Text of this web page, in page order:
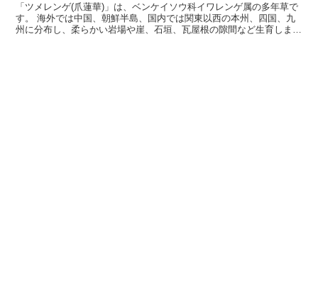
「ツメレンゲ(爪蓮華)」は、ベンケイソウ科イワレンゲ属の多年草で
す。 海外では中国、朝鮮半島、国内では関東以西の本州、四国、九
州に分布し、柔らかい岩場や崖、石垣、瓦屋根の隙間など生育しま